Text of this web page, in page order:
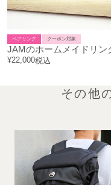
ペアリング クーポン対象
¥22,000税込
その他